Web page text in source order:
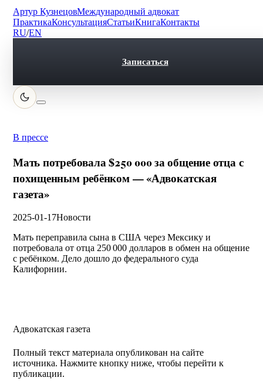
Артур КузнецовМеждународный адвокат
ПрактикаКонсультацияСтатьиКнигаКонтакты
RU/EN
Записаться
В прессе
Мать потребовала $250 000 за общение отца с
похищенным ребёнком — «Адвокатская
газета»
2025-01-17Новости
Мать переправила сына в США через Мексику и
потребовала от отца 250 000 долларов в обмен на общение
с ребёнком. Дело дошло до федерального суда
Калифорнии.
Адвокатская газета
Полный текст материала опубликован на сайте
источника. Нажмите кнопку ниже, чтобы перейти к
публикации.